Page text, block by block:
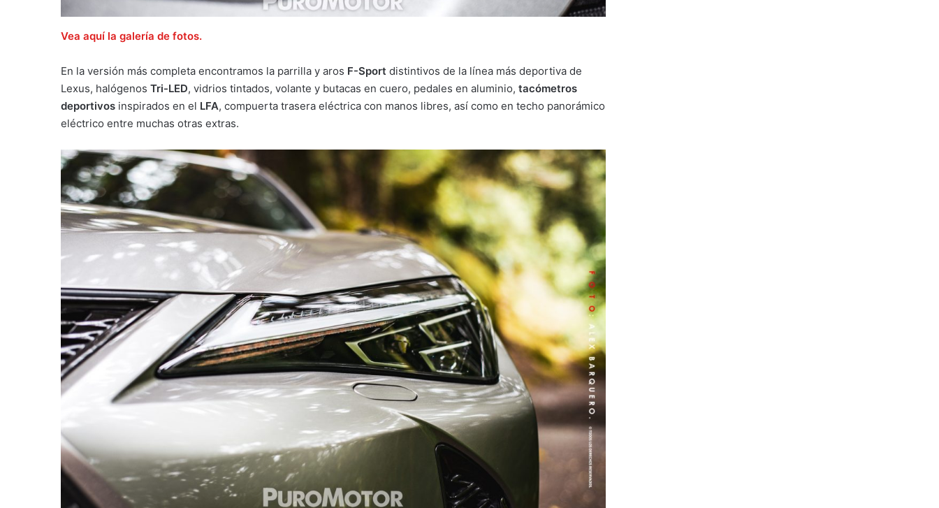
Vea aquí la galería de fotos.
En la versión más completa encontramos la parrilla y aros F-Sport distintivos de la línea más deportiva de
Lexus, halógenos Tri-LED, vidrios tintados, volante y butacas en cuero, pedales en aluminio, tacómetros
deportivos inspirados en el LFA, compuerta trasera eléctrica con manos libres, así como en techo panorámico
eléctrico entre muchas otras extras.